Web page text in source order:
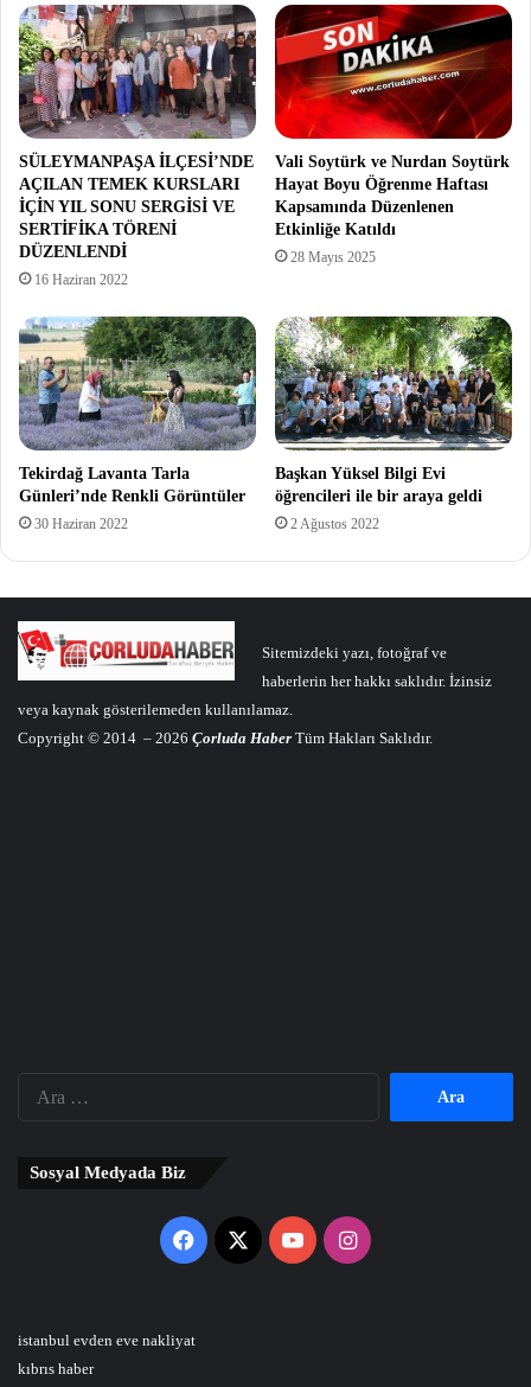
SÜLEYMANPAŞA İLÇESİ’NDE
AÇILAN TEMEK KURSLARI
İÇİN YIL SONU SERGİSİ VE
SERTİFİKA TÖRENİ
DÜZENLENDİ
16 Haziran 2022
Vali Soytürk ve Nurdan Soytürk
Hayat Boyu Öğrenme Haftası
Kapsamında Düzenlenen
Etkinliğe Katıldı
28 Mayıs 2025
Tekirdağ Lavanta Tarla
Günleri’nde Renkli Görüntüler
30 Haziran 2022
Başkan Yüksel Bilgi Evi
öğrencileri ile bir araya geldi
2 Ağustos 2022
Sitemizdeki yazı, fotoğraf ve
haberlerin her hakkı saklıdır. İzinsiz
veya kaynak gösterilemeden kullanılamaz.
Copyright © 2014 – 2026 Çorluda Haber Tüm Hakları Saklıdır.
Sosyal Medyada Biz
Facebook
X YouTubeInstagram
istanbul evden eve nakliyat
kıbrıs haber